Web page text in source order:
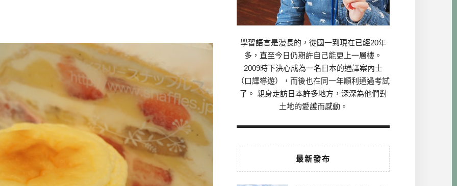
學習語言是漫長的，從國一到現在已經20年
多，直至今日仍期許自己能更上一層樓。
2009時下決心成為一名日本的通譯案內士
（口譯導遊），而後也在同一年順利通過考試
了。 親身走訪日本許多地方，深深為他們對
土地的愛護而感動。
最新發布